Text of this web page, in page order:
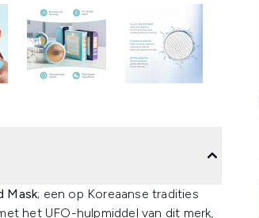
Mask; een op Koreaanse tradities
het UFO-hulpmiddel van dit merk,